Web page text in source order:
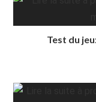
Test du